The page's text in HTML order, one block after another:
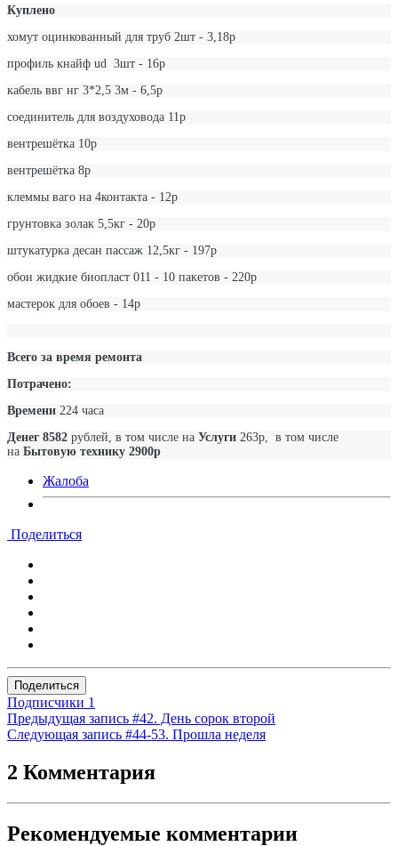
Куплено
хомут оцинкованный для труб 2шт - 3,18р
профиль кнайф ud 3шт - 16р
кабель ввг нг 3*2,5 3м - 6,5р
соединитель для воздуховода 11р
вентрешётка 10р
вентрешётка 8р
клеммы ваго на 4контакта - 12р
грунтовка золак 5,5кг - 20р
штукатурка десан пассаж 12,5кг - 197р
обои жидкие биопласт 011 - 10 пакетов - 220р
мастерок для обоев - 14р
Всего за время ремонта
Потрачено:
Времени 224 часа
Денег 8582 рублей, в том числе на Услуги 263р, в том числе
на Бытовую технику 2900р
Жалоба
Поделиться
Поделиться
Подписчики 1
Предыдущая запись #42. День сорок второй
Следующая запись #44-53. Прошла неделя
2 Комментария
Рекомендуемые комментарии